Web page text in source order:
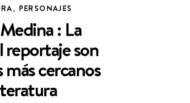
, PERSONAJES
: La
reportaje son
más cercanos